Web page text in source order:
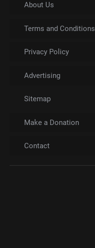
About Us
Terms and Conditions
Privacy Policy
Advertising
Sitemap
Make a Donation
Contact